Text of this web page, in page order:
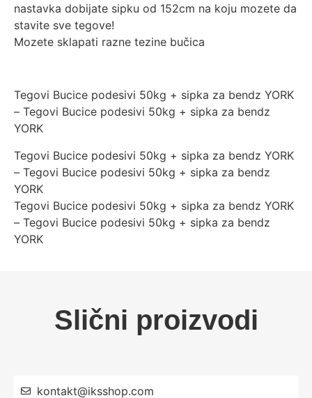
nastavka dobijate sipku od 152cm na koju mozete da
stavite sve tegove!
Mozete sklapati razne tezine bučica
Tegovi Bucice podesivi 50kg + sipka za bendz YORK
– Tegovi Bucice podesivi 50kg + sipka za bendz
YORK
Tegovi Bucice podesivi 50kg + sipka za bendz YORK
– Tegovi Bucice podesivi 50kg + sipka za bendz
YORK
Tegovi Bucice podesivi 50kg + sipka za bendz YORK
– Tegovi Bucice podesivi 50kg + sipka za bendz
YORK
Slični proizvodi
kontakt@iksshop.com